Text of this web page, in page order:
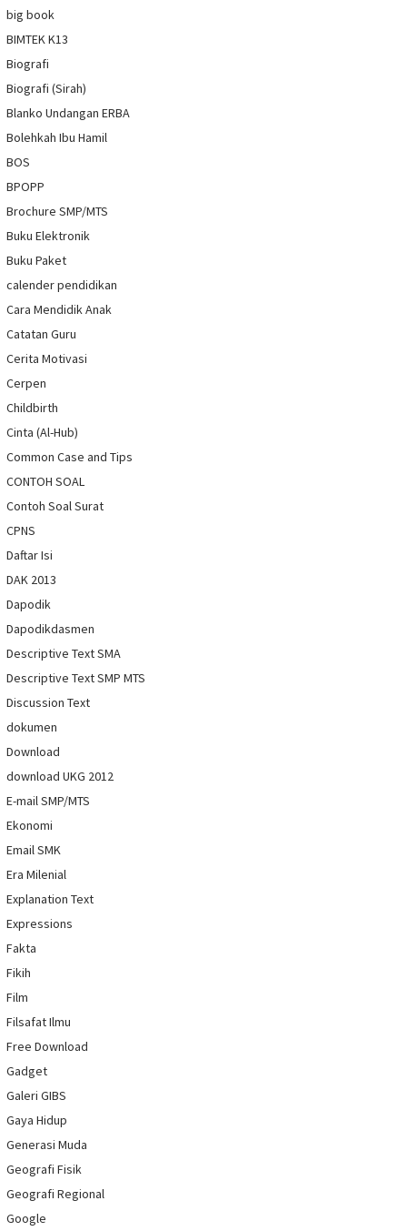
big book
BIMTEK K13
Biografi
Biografi (Sirah)
Blanko Undangan ERBA
Bolehkah Ibu Hamil
BOS
BPOPP
Brochure SMP/MTS
Buku Elektronik
Buku Paket
calender pendidikan
Cara Mendidik Anak
Catatan Guru
Cerita Motivasi
Cerpen
Childbirth
Cinta (Al-Hub)
Common Case and Tips
CONTOH SOAL
Contoh Soal Surat
CPNS
Daftar Isi
DAK 2013
Dapodik
Dapodikdasmen
Descriptive Text SMA
Descriptive Text SMP MTS
Discussion Text
dokumen
Download
download UKG 2012
E-mail SMP/MTS
Ekonomi
Email SMK
Era Milenial
Explanation Text
Expressions
Fakta
Fikih
Film
Filsafat Ilmu
Free Download
Gadget
Galeri GIBS
Gaya Hidup
Generasi Muda
Geografi Fisik
Geografi Regional
Google